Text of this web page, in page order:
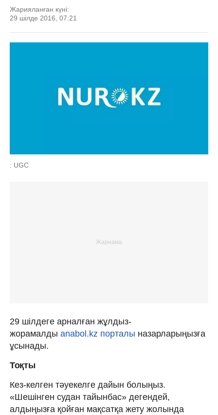
Жарияланған күні:
29 шілде 2016, 07:21
: UGC
29 шілдеге арналған жұлдыз-
жорамалды anabol.kz порталы назарларыңызға
ұсынады.
Тоқты
Кез-келген тәуекелге дайын болыңыз.
«Шешінген судан тайынбас» дегендей,
алдыңызға қойған мақсатқа жету жолында